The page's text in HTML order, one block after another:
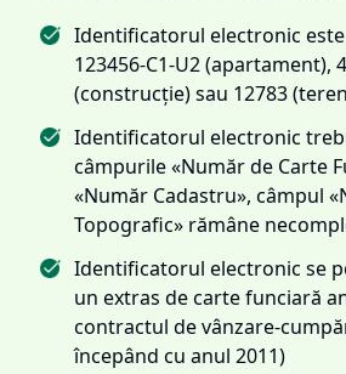
Identificatorul electronic
123456-C1-U2 (apartament),
(construcție) sau 12783
Identificatorul electronic
câmpurile «Număr de Carte
«Număr Cadastru», câmpul
Topografic» rămâne
Identificatorul electronic se
un extras de carte funciară
contractul de vânzare-
începând cu anul 2011)